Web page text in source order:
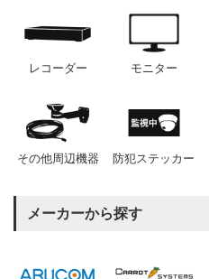
レコーダー モニター
その他周辺機器 防犯ステッカー
メーカーから探す